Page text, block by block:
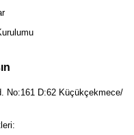
No:161 D:62 Küçükçekmece/